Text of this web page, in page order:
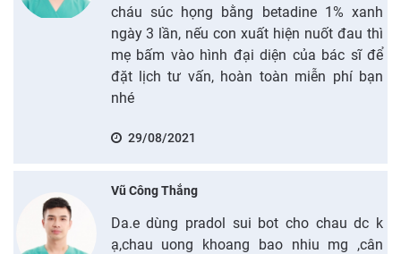
cháu súc họng bằng betadine 1% xanh
ngày 3 lần, nếu con xuất hiện nuốt đau thì
mẹ bấm vào hình đại diện của bác sĩ để
đặt lịch tư vấn, hoàn toàn miễn phí bạn
nhé
29/08/2021
Vũ Công Thắng
Da.e dùng pradol sui bot cho chau dc k
ạ,chau uong khoang bao nhiu mg ,cân